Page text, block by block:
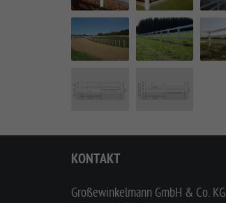
KONTAKT
Großewinkelmann GmbH & Co. KG